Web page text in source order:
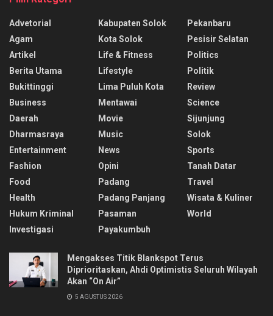
Advetorial
Agam
Artikel
Berita Utama
Bukittinggi
Business
Daerah
Dharmasraya
Entertainment
Fashion
Food
Health
Hukum Kriminal
Investigasi
Kabupaten Solok
Kota Solok
Life & Fitness
Lifestyle
Lima Puluh Kota
Mentawai
Movie
Music
News
Opini
Padang
Padang Panjang
Pasaman
Payakumbuh
Pekanbaru
Pesisir Selatan
Politics
Politik
Review
Science
Sijunjung
Solok
Sports
Tanah Datar
Travel
Wisata & Kuliner
World
Mengakses Titik Blankspot Terus
Diprioritaskan, Ahdi Optimistis Seluruh Wilayah
Akan “On Air”
5 AGUSTUS 2026